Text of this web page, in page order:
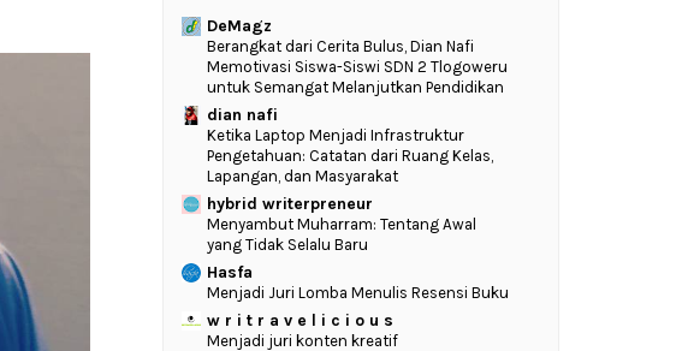
DeMagz
‎Berangkat dari Cerita Bulus, Dian Nafi
Memotivasi Siswa-Siswi SDN 2 Tlogoweru
untuk Semangat Melanjutkan Pendidikan
dian nafi
Ketika Laptop Menjadi Infrastruktur
Pengetahuan: Catatan dari Ruang Kelas,
Lapangan, dan Masyarakat
hybrid writerpreneur
Menyambut Muharram: Tentang Awal
yang Tidak Selalu Baru
Hasfa
Menjadi Juri Lomba Menulis Resensi Buku
w r i t r a v e l i c i o u s
Menjadi juri konten kreatif